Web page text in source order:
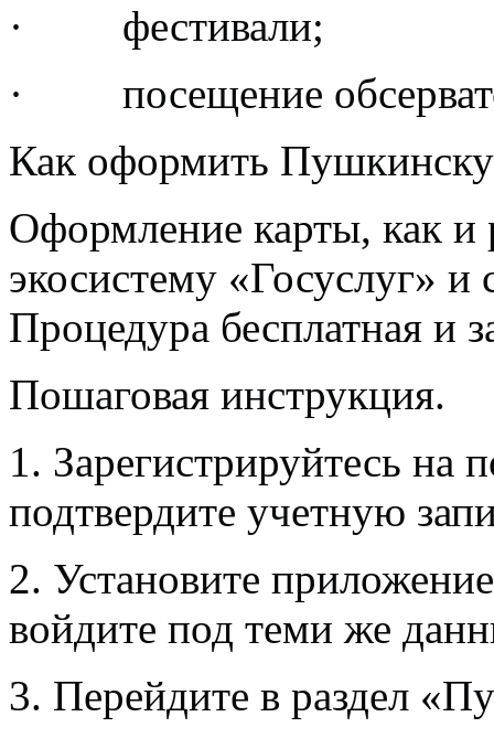
· фестивали;
· посещение
Как оформить
Оформление карты, как и
экосистему «Госуслуг» и
Процедура бесплатная и
Пошаговая инструкция.
1. Зарегистрируйтесь на
подтвердите учетную
2. Установите
войдите под теми же
3. Перейдите в раздел